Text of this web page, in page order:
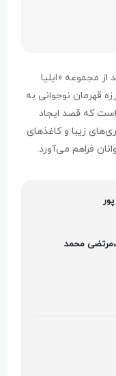
مجموعه «ایلیا
قهرمان نوجوانی به
است که قصد ایجاد
زیبا و کاغذهای
فراهم می‌آورد.
،مرتضی محمد